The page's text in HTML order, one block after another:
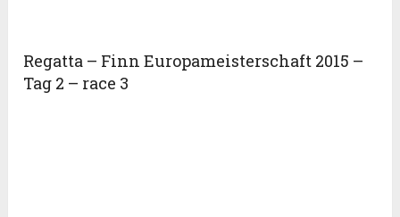
Regatta – Finn Europameisterschaft 2015 –
Tag 2 – race 3